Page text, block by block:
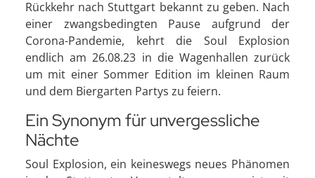
Rückkehr nach Stuttgart bekannt zu geben. Nach
einer zwangsbedingten Pause aufgrund der
Corona-Pandemie, kehrt die Soul Explosion
endlich am 26.08.23 in die Wagenhallen zurück
um mit einer Sommer Edition im kleinen Raum
und dem Biergarten Partys zu feiern.
Ein Synonym für unvergessliche
Nächte
Soul Explosion, ein keineswegs neues Phänomen